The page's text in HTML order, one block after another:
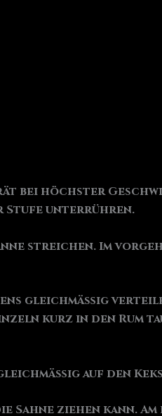
bei höchster
Stufe unterrühren.
streichen. Im
gleichmäßig
kurz in den
auf den
Sahne ziehen kann.